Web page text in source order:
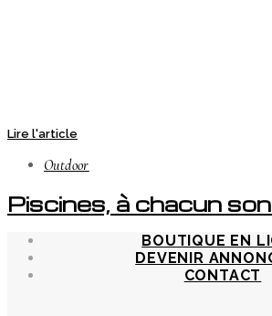
Lire l'article
Outdoor
Piscines, à chacun
BOUTIQUE EN
DEVENIR
CONTACT